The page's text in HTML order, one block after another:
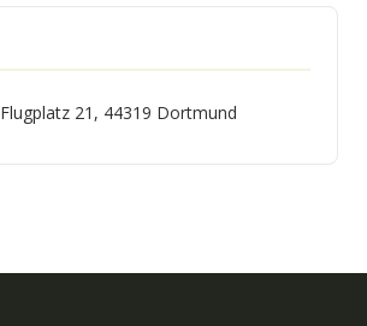
Flugplatz 21, 44319 Dortmund